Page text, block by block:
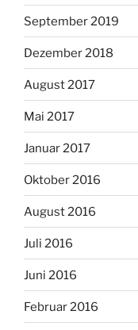
September 2019
Dezember 2018
August 2017
Mai 2017
Januar 2017
Oktober 2016
August 2016
Juli 2016
Juni 2016
Februar 2016